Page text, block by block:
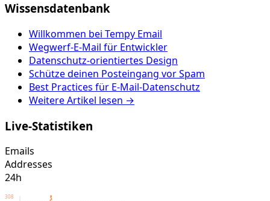
Wissensdatenbank
Willkommen bei Tempy Email
Wegwerf-E-Mail für Entwickler
Datenschutz-orientiertes Design
Schütze deinen Posteingang vor Spam
Best Practices für E-Mail-Datenschutz
Weitere Artikel lesen →
Live-Statistiken
Emails
Addresses
24h
308